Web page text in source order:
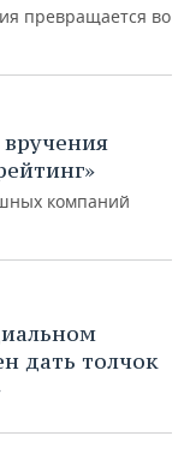
превращается во
компаний
дать толчок